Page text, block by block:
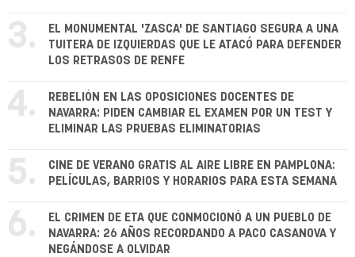
3.
EL MONUMENTAL 'ZASCA' DE SANTIAGO SEGURA A UNA
TUITERA DE IZQUIERDAS QUE LE ATACÓ PARA DEFENDER
LOS RETRASOS DE RENFE
4.
REBELIÓN EN LAS OPOSICIONES DOCENTES DE
NAVARRA: PIDEN CAMBIAR EL EXAMEN POR UN TEST Y
ELIMINAR LAS PRUEBAS ELIMINATORIAS
5.
CINE DE VERANO GRATIS AL AIRE LIBRE EN PAMPLONA:
PELÍCULAS, BARRIOS Y HORARIOS PARA ESTA SEMANA
6.
EL CRIMEN DE ETA QUE CONMOCIONÓ A UN PUEBLO DE
NAVARRA: 26 AÑOS RECORDANDO A PACO CASANOVA Y
NEGÁNDOSE A OLVIDAR